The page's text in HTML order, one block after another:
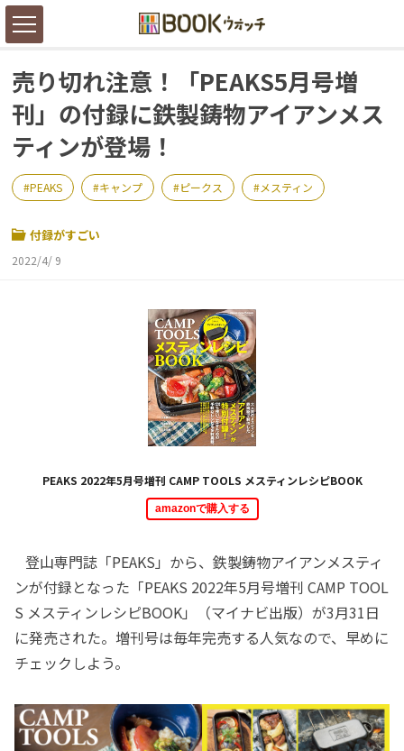
売り切れ注意！「PEAKS5月号増
刊」の付録に鉄製鋳物アイアンメス
ティンが登場！
PEAKS キャンプ ピークス メスティン
付録がすごい
2022/4/ 9
PEAKS 2022年5月号増刊 CAMP TOOLS メスティンレシピBOOK
amazonで購入する
登山専門誌「PEAKS」から、鉄製鋳物アイアンメスティ
ンが付録となった「PEAKS 2022年5月号増刊 CAMP TOOL
S メスティンレシピBOOK」（マイナビ出版）が3月31日
に発売された。増刊号は毎年完売する人気なので、早めに
チェックしよう。